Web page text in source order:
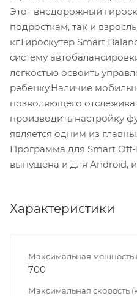
Этот внедорожный
подросткам, так и
кг.Гироскутер Smart
систему
легкостью освоить
ребенку.Наличие
позволяющего
производить настройку
является одним из
Программа для Smart Off-
выпущена и для Android, и
Характеристики
Максимальная мощность
700
Максимальная скорость